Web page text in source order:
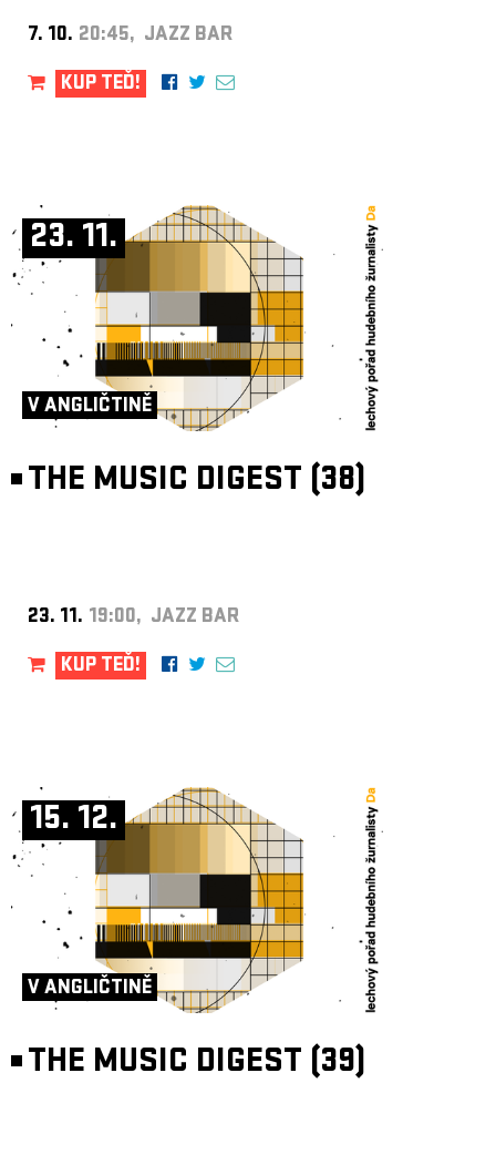
7. 10. 20:45, JAZZ BAR
KUP TEĎ!
23. 11.
V ANGLIČTINĚ
THE MUSIC DIGEST (38)
23. 11. 19:00, JAZZ BAR
KUP TEĎ!
15. 12.
V ANGLIČTINĚ
THE MUSIC DIGEST (39)